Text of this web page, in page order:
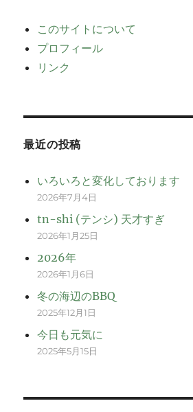
送
り
このサイトについて
プロフィール
リンク
最近の投稿
いろいろと変化しております
2026年7月4日
tn-shi (テンシ) 天才すぎ
2026年1月25日
2026年
2026年1月6日
冬の海辺のBBQ
2025年12月1日
今日も元気に
2025年5月15日